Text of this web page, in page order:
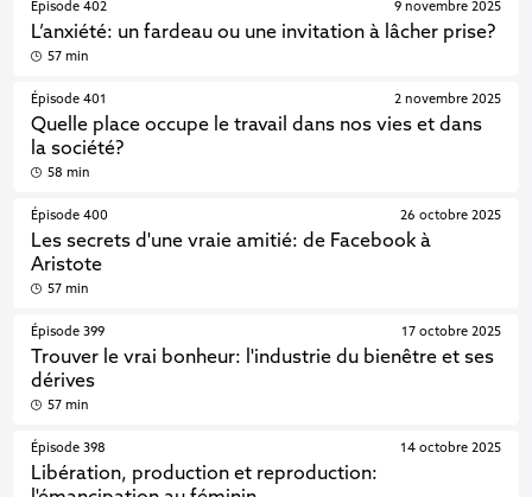
Épisode 402
L’anxiété: un fardeau ou une invitation à lâcher prise?
9 novembre 2025
57 min
Épisode 401
Quelle place occupe le travail dans nos vies et dans
la société?
2 novembre 2025
58 min
Épisode 400
Les secrets d'une vraie amitié: de Facebook à
Aristote
26 octobre 2025
57 min
Épisode 399
Trouver le vrai bonheur: l'industrie du bienêtre et ses
dérives
17 octobre 2025
57 min
Épisode 398
Libération, production et reproduction:
14 octobre 2025